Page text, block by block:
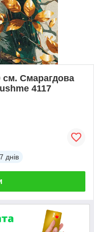
см. Смарагдова
4117
7 днів